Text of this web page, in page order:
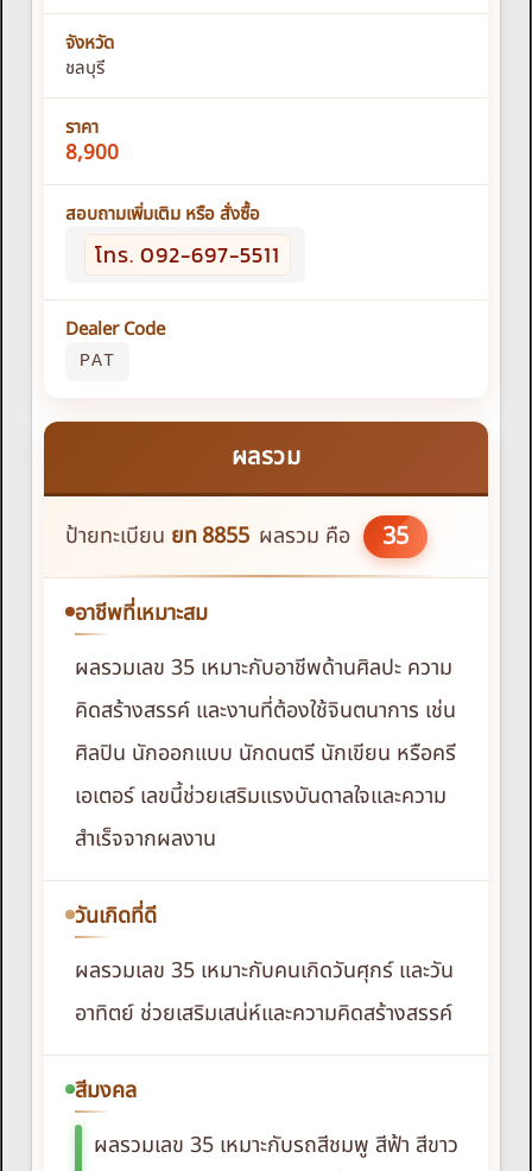
จังหวัด
ชลบุรี
ราคา
8,900
สอบถามเพิ่มเติม หรือ สั่งซื้อ
โทร. 092-697-5511
Dealer Code
PAT
ผลรวม
ป้ายทะเบียน ยท8855 ผลรวม คือ 35
อาชีพที่เหมาะสม
ผลรวมเลข 35 เหมาะกับอาชีพด้านศิลปะ ความ
คิดสร้างสรรค์ และงานที่ต้องใช้จินตนาการ เช่น
ศิลปิน นักออกแบบ นักดนตรี นักเขียน หรือครี
เอเตอร์ เลขนี้ช่วยเสริมแรงบันดาลใจและความ
สำเร็จจากผลงาน
วันเกิดที่ดี
ผลรวมเลข 35 เหมาะกับคนเกิดวันศุกร์ และวัน
อาทิตย์ ช่วยเสริมเสน่ห์และความคิดสร้างสรรค์
สีมงคล
ผลรวมเลข 35 เหมาะกับรถสีชมพู สีฟ้า สีขาว